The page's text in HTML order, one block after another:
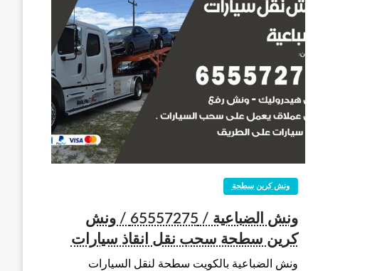
ونش كرين سطحة
ونش الضباعية / 65557275 / ونش
كرين سطحة سحب نقل انقاذ سيارات
ونش الضباعية بالكويت سطحة لنقل السيارات